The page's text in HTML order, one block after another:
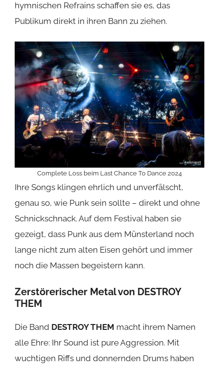
hymnischen Refrains schaffen sie es, das
Publikum direkt in ihren Bann zu ziehen.
Complete Loss beim Last Chance To Dance 2024
Ihre Songs klingen ehrlich und unverfälscht,
genau so, wie Punk sein sollte – direkt und ohne
Schnickschnack. Auf dem Festival haben sie
gezeigt, dass Punk aus dem Münsterland noch
lange nicht zum alten Eisen gehört und immer
noch die Massen begeistern kann.
Zerstörerischer Metal von DESTROY
THEM
Die Band DESTROY THEM macht ihrem Namen
alle Ehre: Ihr Sound ist pure Aggression. Mit
wuchtigen Riffs und donnernden Drums haben